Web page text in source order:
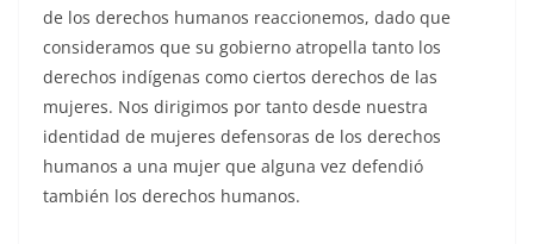
de los derechos humanos reaccionemos, dado que
consideramos que su gobierno atropella tanto los
derechos indígenas como ciertos derechos de las
mujeres. Nos dirigimos por tanto desde nuestra
identidad de mujeres defensoras de los derechos
humanos a una mujer que alguna vez defendió
también los derechos humanos.